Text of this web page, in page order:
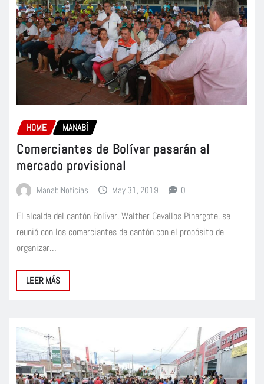
HOME MANABÍ
Comerciantes de Bolívar pasarán al
mercado provisional
ManabiNoticias May 31, 2019 0
El alcalde del cantón Bolívar, Walther Cevallos Pinargote, se
reunió con los comerciantes de cantón con el propósito de
organizar…
LEER MÁS